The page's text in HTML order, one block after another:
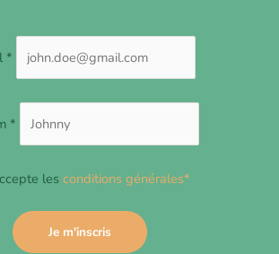
*
*
lesconditions générales*